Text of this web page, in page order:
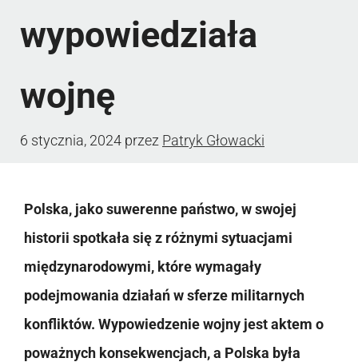
wypowiedziała
wojnę
6 stycznia, 2024 przez Patryk Głowacki
Polska, jako suwerenne państwo, w swojej
historii spotkała się z różnymi sytuacjami
międzynarodowymi, które wymagały
podejmowania działań w sferze militarnych
konfliktów. Wypowiedzenie wojny jest aktem o
poważnych konsekwencjach, a Polska była